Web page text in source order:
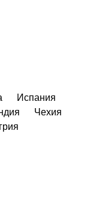
Испания
Чехия